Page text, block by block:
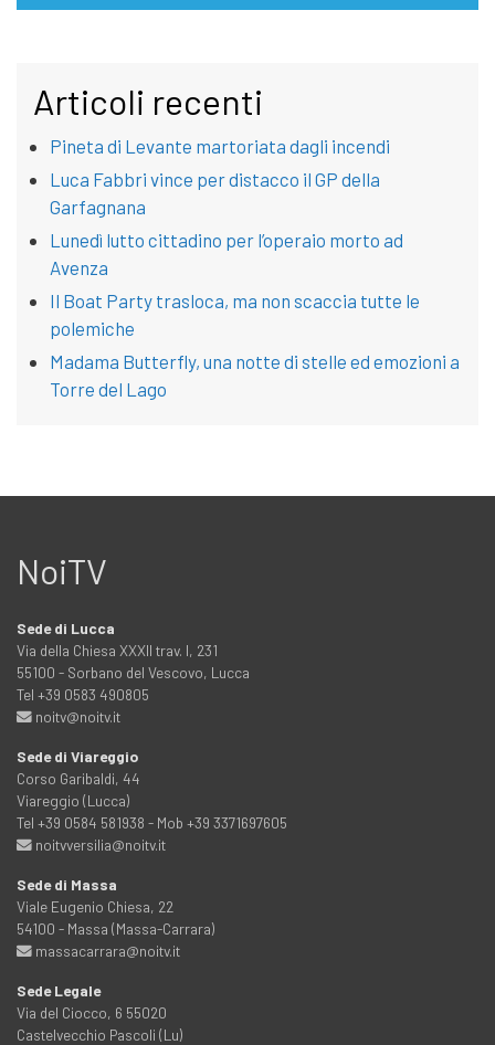
Articoli recenti
Pineta di Levante martoriata dagli incendi
Luca Fabbri vince per distacco il GP della
Garfagnana
Lunedì lutto cittadino per l’operaio morto ad
Avenza
Il Boat Party trasloca, ma non scaccia tutte le
polemiche
Madama Butterfly, una notte di stelle ed emozioni a
Torre del Lago
NoiTV
Sede di Lucca
Via della Chiesa XXXII trav. I, 231
55100 - Sorbano del Vescovo, Lucca
Tel +39 0583 490805
noitv@noitv.it
Sede di Viareggio
Corso Garibaldi, 44
Viareggio (Lucca)
Tel +39 0584 581938 - Mob +39 3371697605
noitvversilia@noitv.it
Sede di Massa
Viale Eugenio Chiesa, 22
54100 - Massa (Massa-Carrara)
massacarrara@noitv.it
Sede Legale
Via del Ciocco, 6 55020
Castelvecchio Pascoli (Lu)